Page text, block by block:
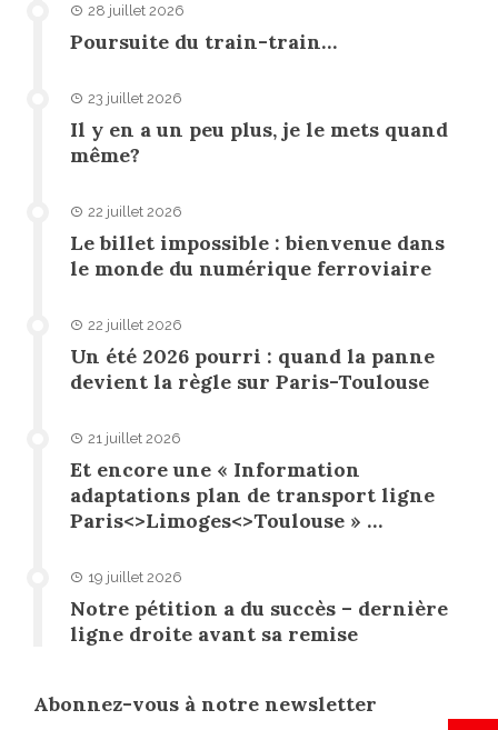
28 juillet 2026
Poursuite du train-train…
23 juillet 2026
Il y en a un peu plus, je le mets quand
même?
22 juillet 2026
Le billet impossible : bienvenue dans
le monde du numérique ferroviaire
22 juillet 2026
Un été 2026 pourri : quand la panne
devient la règle sur Paris-Toulouse
21 juillet 2026
Et encore une « Information
adaptations plan de transport ligne
Paris<>Limoges<>Toulouse » …
19 juillet 2026
Notre pétition a du succès – dernière
ligne droite avant sa remise
Abonnez-vous à notre newsletter